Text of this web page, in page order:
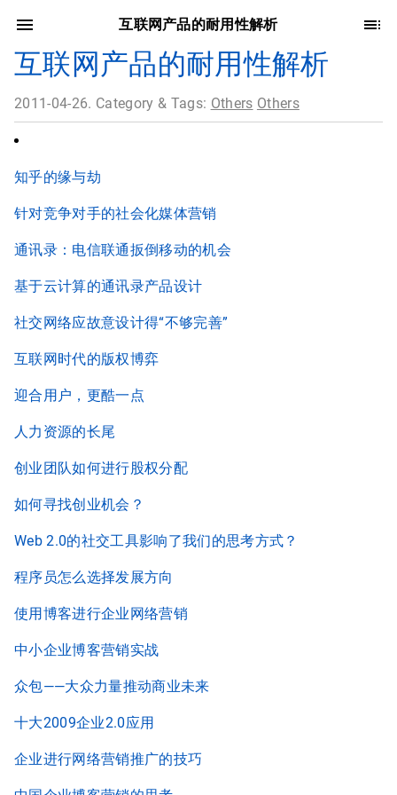
互联网产品的耐用性解析
互联网产品的耐用性解析
2011-04-26. Category & Tags: Others Others
知乎的缘与劫
针对竞争对手的社会化媒体营销
通讯录：电信联通扳倒移动的机会
基于云计算的通讯录产品设计
社交网络应故意设计得“不够完善”
互联网时代的版权博弈
迎合用户，更酷一点
人力资源的长尾
创业团队如何进行股权分配
如何寻找创业机会？
Web 2.0的社交工具影响了我们的思考方式？
程序员怎么选择发展方向
使用博客进行企业网络营销
中小企业博客营销实战
众包——大众力量推动商业未来
十大2009企业2.0应用
企业进行网络营销推广的技巧